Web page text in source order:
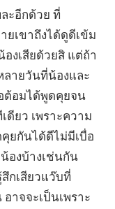
ะอีกด้วย ที่
ยเขาถึงได้ดูดีเข้ม
งเสียด้วยสิ แต่ถ้า
ลายวันที่น้องและ
ต้อมได้พูดคุยจน
ดียว เพราะความ
คุยกันได้ดีไม่มีเบื่อ
องบ้างเช่นกัน
กเสียวแว๊บที่
าจจะเป็นเพราะ